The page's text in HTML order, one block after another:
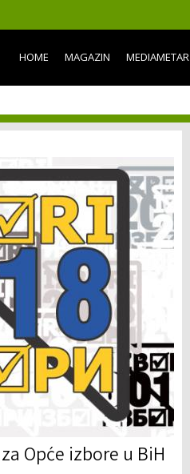
content
HOME MAGAZIN MEDIAMETAR
Opće izbore u BiH